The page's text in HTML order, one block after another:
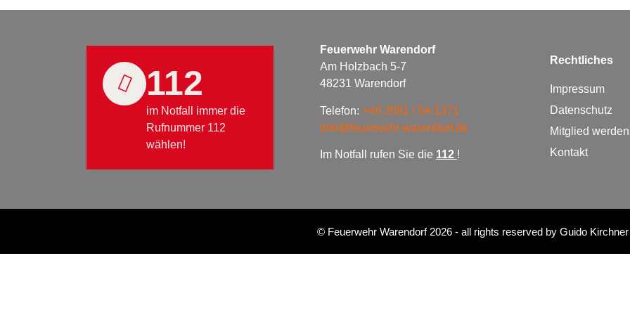
112
im Notfall immer die
Rufnummer 112
wählen!
Feuerwehr Warendorf
Am Holzbach 5-7
48231 Warendorf
Telefon: +49 2581 / 54-1371
info@feuerwehr-warendorf.de
Im Notfall rufen Sie die 112 !
Rechtliches
Impressum
Datenschutz
Mitglied
Kontakt
© Feuerwehr Warendorf 2026- all rights reserved by Guido Kirchner